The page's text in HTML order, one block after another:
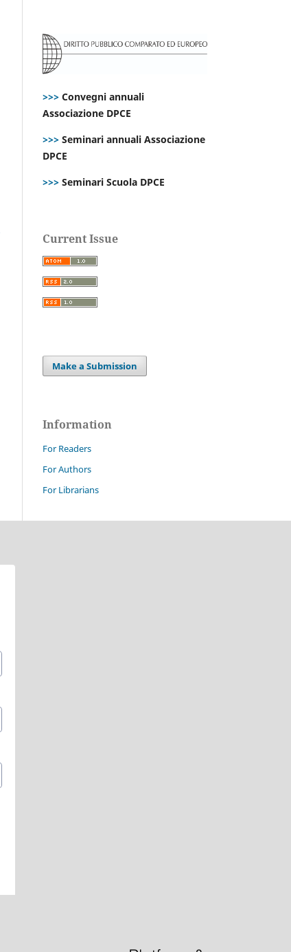
>>> Convegni annuali
Associazione DPCE
>>> Seminari annuali Associazione
DPCE
>>> Seminari Scuola DPCE
Current Issue
Make a Submission
Information
For Readers
For Authors
For Librarians